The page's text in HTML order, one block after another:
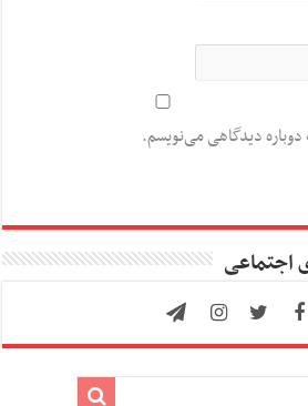
دوباره دیدگاهی می‌نویسم.
اجتماعی